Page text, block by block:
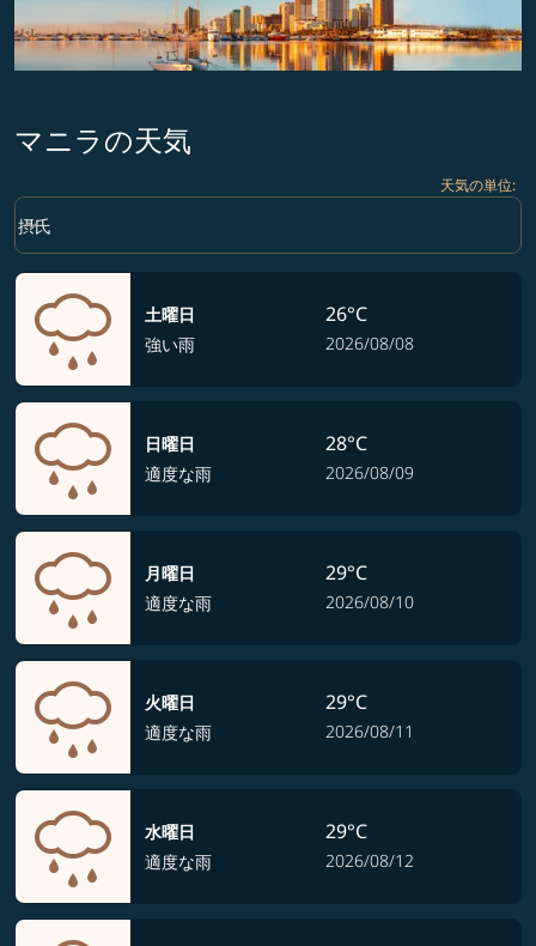
マニラの天気
天気の単位:
Weather unit option 摂氏 Selected
摂氏
keyboard_arrow_down
土曜日
強い雨
26°C
2026/08/08
日曜日
適度な雨
28°C
2026/08/09
月曜日
適度な雨
29°C
2026/08/10
火曜日
適度な雨
29°C
2026/08/11
水曜日
適度な雨
29°C
2026/08/12